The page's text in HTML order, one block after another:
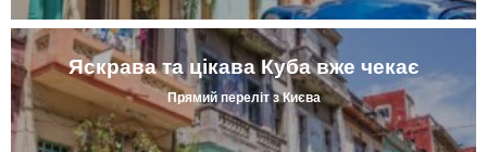
Яскрава та цікава Куба вже чекає
Прямий переліт з Києва